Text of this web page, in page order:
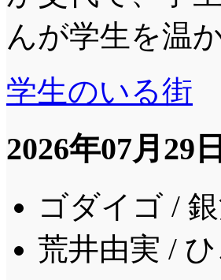
んが学生を温
学生のいる街
2026年07月29
ゴダイゴ /
荒井由実 /